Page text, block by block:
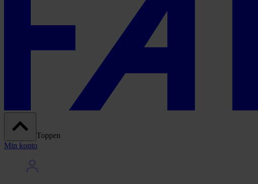
Toppen
Min konto